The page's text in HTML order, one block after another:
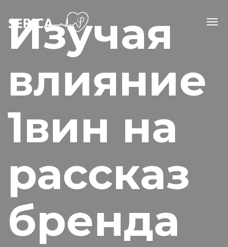
Изучая
влияние
1вин на
рассказ
бренда